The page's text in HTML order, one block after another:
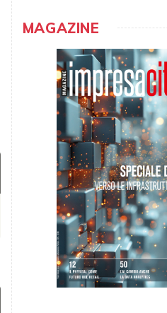
MAGAZINE